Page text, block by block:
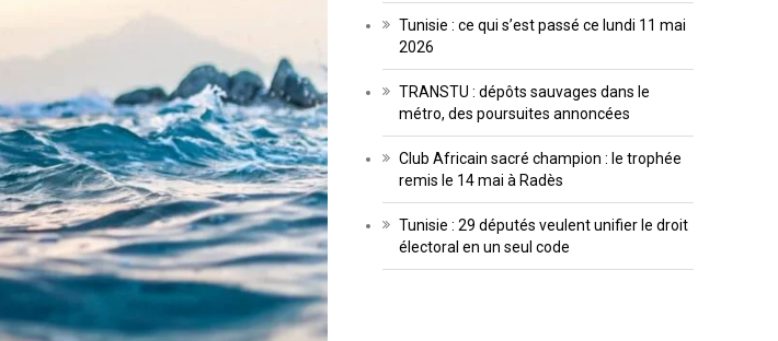
Tunisie : ce qui s’est passé ce lundi 11 mai
2026
TRANSTU : dépôts sauvages dans le
métro, des poursuites annoncées
Club Africain sacré champion : le trophée
remis le 14 mai à Radès
Tunisie : 29 députés veulent unifier le droit
électoral en un seul code